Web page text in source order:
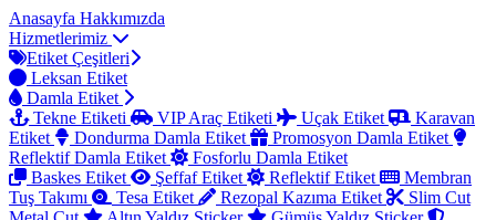
Anasayfa Hakkımızda
Hizmetlerimiz
Etiket Çeşitleri
Leksan Etiket
Damla Etiket
Tekne Etiketi
VIP Araç Etiketi Uçak Etiket
Karavan
Etiket
Dondurma Damla Etiket
Promosyon Damla Etiket
Reflektif Damla Etiket
Fosforlu Damla Etiket
Baskes Etiket
Şeffaf Etiket Reflektif Etiket
Membran
Tuş Takımı
Tesa Etiket Rezopal Kazıma Etiket
Slim Cut